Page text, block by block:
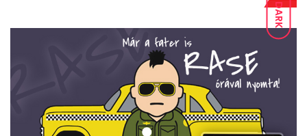
DARK